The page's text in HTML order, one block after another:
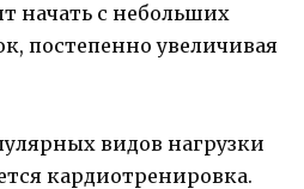
начать с небольших
постепенно увеличивая
видов нагрузки
кардиотренировка.